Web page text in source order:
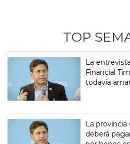
TOP
La
Financial
todavía
La provincia
deberá